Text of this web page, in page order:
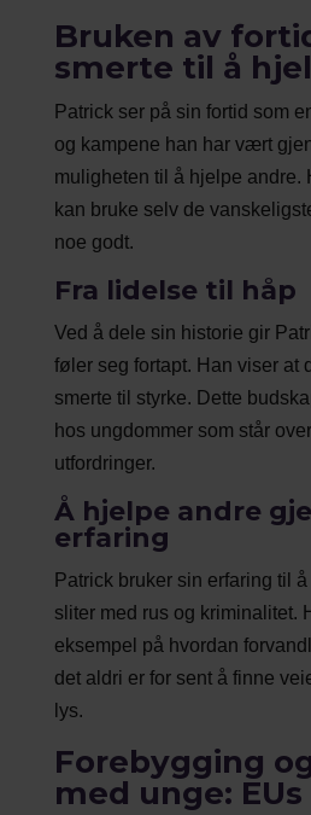
Bruken av
smerte til å
Patrick ser på sin fortid som
og kampene han har vært
muligheten til å hjelpe andre.
kan bruke selv de
noe godt.
Fra lidelse til håp
Ved å dele sin historie gir
føler seg fortapt. Han viser at
smerte til styrke. Dette
hos ungdommer som står
utfordringer.
Å hjelpe andre
erfaring
Patrick bruker sin erfaring til
sliter med rus og kriminalitet.
eksempel på hvordan
det aldri er for sent å finne
lys.
Forebygging
med unge: EUs